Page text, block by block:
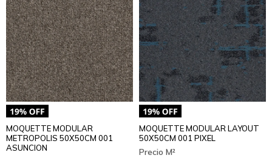
MOQUETTE MODULAR
METROPOLIS 50X50CM 001
ASUNCION
MOQUETTE MODULAR LAYOUT
50X50CM 001 PIXEL